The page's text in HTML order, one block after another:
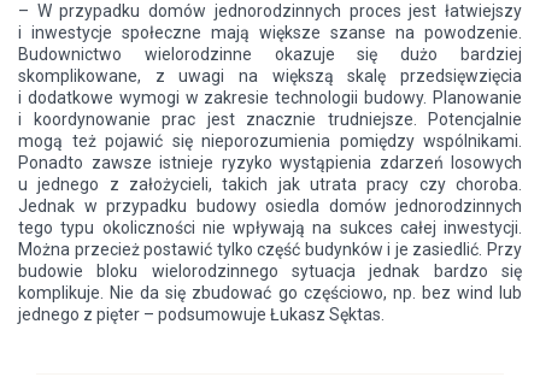
– W przypadku domów jednorodzinnych proces jest łatwiejszy
i inwestycje społeczne mają większe szanse na powodzenie.
Budownictwo wielorodzinne okazuje się dużo bardziej
skomplikowane, z uwagi na większą skalę przedsięwzięcia
i dodatkowe wymogi w zakresie technologii budowy. Planowanie
i koordynowanie prac jest znacznie trudniejsze. Potencjalnie
mogą też pojawić się nieporozumienia pomiędzy wspólnikami.
Ponadto zawsze istnieje ryzyko wystąpienia zdarzeń losowych
u jednego z założycieli, takich jak utrata pracy czy choroba.
Jednak w przypadku budowy osiedla domów jednorodzinnych
tego typu okoliczności nie wpływają na sukces całej inwestycji.
Można przecież postawić tylko część budynków i je zasiedlić. Przy
budowie bloku wielorodzinnego sytuacja jednak bardzo się
komplikuje. Nie da się zbudować go częściowo, np. bez wind lub
jednego z pięter – podsumowuje Łukasz Sęktas.